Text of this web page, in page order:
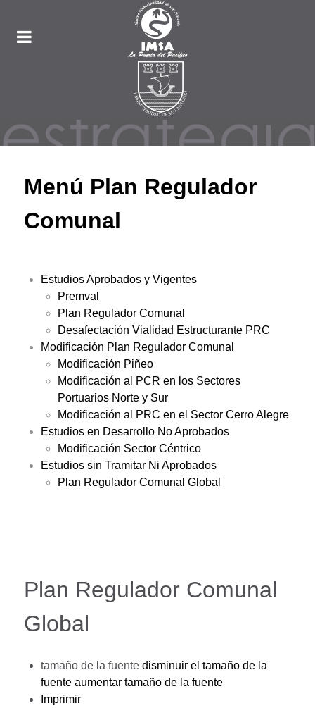
Menú Plan Regulador
Comunal
Estudios Aprobados y Vigentes
Premval
Plan Regulador Comunal
Desafectación Vialidad Estructurante PRC
Modificación Plan Regulador Comunal
Modificación Piñeo
Modificación al PCR en los Sectores
Portuarios Norte y Sur
Modificación al PRC en el Sector Cerro Alegre
Estudios en Desarrollo No Aprobados
Modificación Sector Céntrico
Estudios sin Tramitar Ni Aprobados
Plan Regulador Comunal Global
Plan Regulador Comunal
Global
tamaño de la fuente disminuir el tamaño de la
fuente aumentar tamaño de la fuente
Imprimir